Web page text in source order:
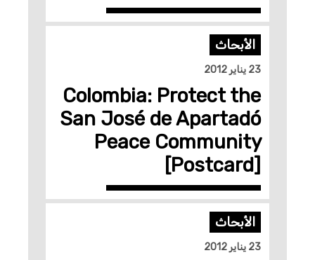
الأبحاث
23 يناير 2012
Colombia: Protect the
San José de Apartadó
Peace Community
[Postcard]
الأبحاث
23 يناير 2012